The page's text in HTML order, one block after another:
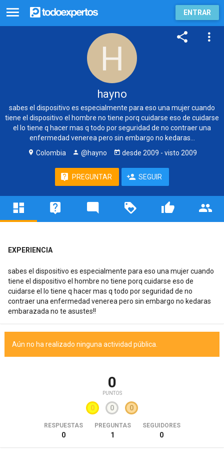
ENTRAR
hayno
sabes el dispositivo es especialmente para eso una mujer cuando
tiene el dispositivo el hombre no tiene porq cuidarse eso de cuidarse
el lo tiene q hacer mas q todo por seguridad de no contraer una
enfermedad venerea pero sin embargo no kedaras...
Colombia
@hayno desde 2009 - visto 2009
PREGUNTAR SEGUIR
EXPERIENCIA
sabes el dispositivo es especialmente para eso una mujer cuando
tiene el dispositivo el hombre no tiene porq cuidarse eso de
cuidarse el lo tiene q hacer mas q todo por seguridad de no
contraer una enfermedad venerea pero sin embargo no kedaras
embarazada no te asustes!!
Aún no ha realizado ninguna actividad pública.
0
PUNTOS
0 0 0
RESPUESTAS
0
PREGUNTAS
1
SEGUIDORES
0